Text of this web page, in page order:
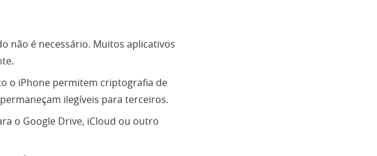
não é necessário. Muitos aplicativos
o iPhone permitem criptografia de
ilegíveis para terceiros.
o Google Drive, iCloud ou outro